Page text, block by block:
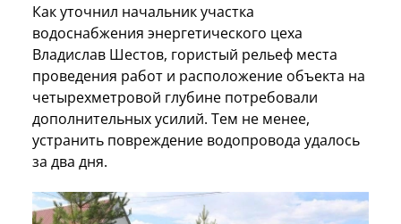
Как уточнил начальник участка
водоснабжения энергетического цеха
Владислав Шестов, гористый рельеф места
проведения работ и расположение объекта на
четырехметровой глубине потребовали
дополнительных усилий. Тем не менее,
устранить повреждение водопровода удалось
за два дня.